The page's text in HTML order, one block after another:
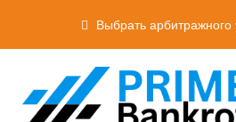
Выбрать